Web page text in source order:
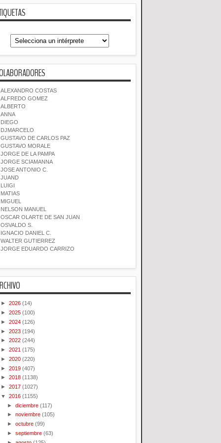
ALEXANDRO COSTAS
ALFREDO GOMEZ
ALBERTO
ANNA
DIEGO
DJMARCELO
GUSTAVO DE CARLOS PAZ
GUSTAVO MORALE
JORGE DE LA PAMPA
JORGE SCIAMANNA
JOSE ANTONIO C.
JUAND
LUIGI
MATIAS
MIGUEL
NELSON MANUEL
OSCAR OLARTE DE SAN JUAN
OSVALDO S.
IGNACIO DANIEL C.
WALTER GUTIERREZ
JORGE EDUARDO CARRIZO
► 2026 (14)
► 2025 (100)
► 2024 (126)
► 2023 (194)
► 2022 (244)
► 2021 (175)
► 2020 (220)
► 2019 (407)
► 2018 (1138)
► 2017 (1027)
▼ 2016 (1155)
►diciembre (117)
►noviembre (105)
►octubre (99)
►septiembre (63)